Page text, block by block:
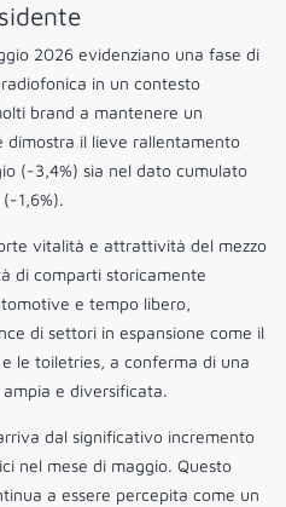
2026 evidenziano una fase di
in un contesto
brand a mantenere un
il lieve rallentamento
(-3,4%) sia nel dato cumulato
1,6%).
vitalità e attrattività del mezzo
di comparti storicamente
e tempo libero,
di settori in espansione come il
le toiletries, a conferma di una
e diversificata.
dal significativo incremento
nel mese di maggio. Questo
a essere percepita come un